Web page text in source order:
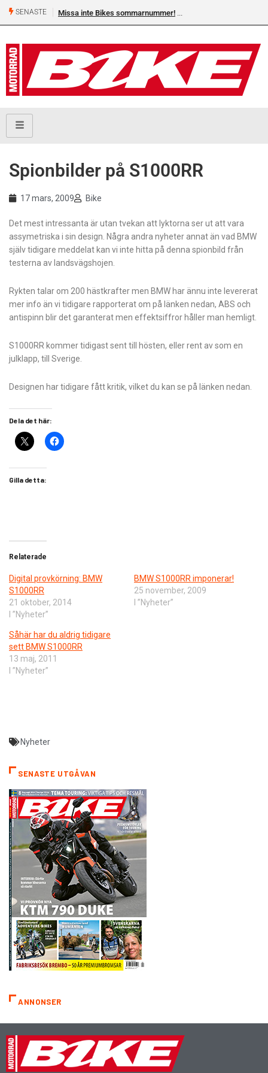
SENASTE Missa inte Bikes sommarnummer!
Spionbilder på S1000RR
17 mars, 2009 Bike
Det mest intressanta är utan tvekan att lyktorna ser ut att vara
assymetriska i sin design. Några andra nyheter annat än vad BMW
själv tidigare meddelat kan vi inte hitta på denna spionbild från
testerna av landsvägshojen.
Rykten talar om 200 hästkrafter men BMW har ännu inte levererat
mer info än vi tidigare rapporterat om på länken nedan, ABS och
antispinn blir det garanterat men effektsiffror håller man hemligt.
S1000RR kommer tidigast sent till hösten, eller rent av som en
julklapp, till Sverige.
Designen har tidigare fått kritik, vilket du kan se på länken nedan.
Dela det här:
Gilla detta:
Relaterade
Digital provkörning: BMW
S1000RR
21 oktober, 2014
I ”Nyheter”
BMW S1000RR imponerar!
25 november, 2009
I ”Nyheter”
Såhär har du aldrig tidigare
sett BMW S1000RR
13 maj, 2011
I ”Nyheter”
Nyheter
SENASTE UTGÅVAN
ANNONSER